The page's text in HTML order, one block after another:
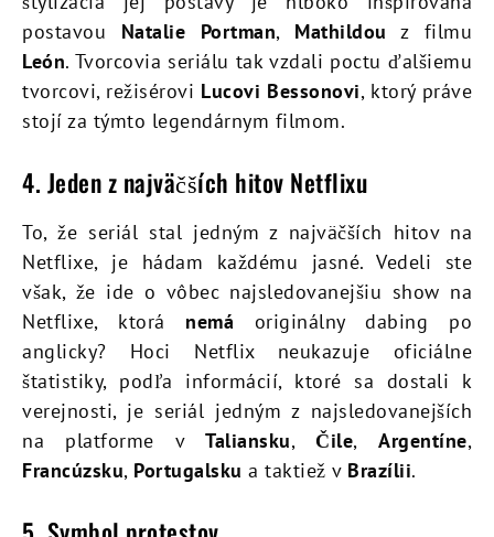
postavou Natalie Portman, Mathildou z filmu
León. Tvorcovia seriálu tak vzdali poctu ďalšiemu
tvorcovi, režisérovi Lucovi Bessonovi, ktorý práve
stojí za týmto legendárnym filmom.
4. Jeden z najväčších hitov Netflixu
To, že seriál stal jedným z najväčších hitov na
Netflixe, je hádam každému jasné. Vedeli ste
však, že ide o vôbec najsledovanejšiu show na
Netflixe, ktorá nemá originálny dabing po
anglicky? Hoci Netflix neukazuje oficiálne
štatistiky, podľa informácií, ktoré sa dostali k
verejnosti, je seriál jedným z najsledovanejších
na platforme vTaliansku,Čile,Argentíne,
Francúzsku, Portugalsku a taktiež v Brazílii.